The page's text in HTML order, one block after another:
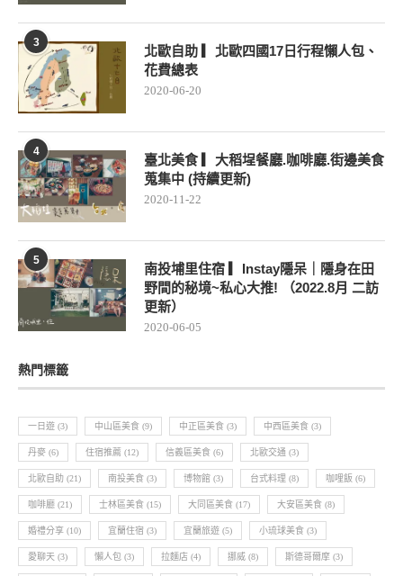
3
北歐自助 ▎北歐四國17日行程懶人包、
花費總表
2020-06-20
4
臺北美食 ▎大稻埕餐廳.咖啡廳.街邊美食
蒐集中 (持續更新)
2020-11-22
5
南投埔里住宿 ▎Instay隱呆｜隱身在田
野間的秘境~私心大推! （2022.8月 二訪
更新）
2020-06-05
熱門標籤
一日遊 (3) 中山區美食 (9) 中正區美食 (3) 中西區美食 (3)
丹麥 (6) 住宿推薦 (12) 信義區美食 (6) 北歐交通 (3)
北歐自助 (21) 南投美食 (3) 博物館 (3) 台式料理 (8) 咖哩飯 (6)
咖啡廳 (21) 士林區美食 (15) 大同區美食 (17) 大安區美食 (8)
婚禮分享 (10) 宜蘭住宿 (3) 宜蘭旅遊 (5) 小琉球美食 (3)
愛聊天 (3) 懶人包 (3) 拉麵店 (4) 挪威 (8) 斯德哥爾摩 (3)